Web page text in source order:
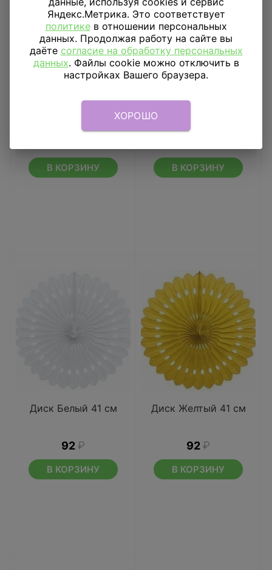
Ободок с ушками
Зайка острые ушки
В КОРЗИНУ
Ободок с бантиком
разноцветный
В КОРЗИНУ
Диск Белый 41 см
92 ₽
В КОРЗИНУ
Диск Желтый 41 см
92 ₽
В КОРЗИНУ
Яндекс.Метрика. Это соответствует
политикев отношении персональных
данных. Продолжая работу на сайте вы
даёте согласие на обработку персональных
данных. Файлы cookie можно отключить в
настройках Вашего браузера.
ХОРОШО